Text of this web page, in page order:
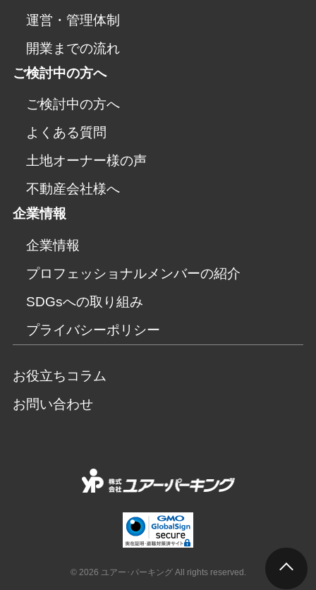
運営・管理体制
開業までの流れ
ご検討中の方へ
ご検討中の方へ
よくある質問
土地オーナー様の声
不動産会社様へ
企業情報
企業情報
プロフェッショナルメンバーの紹介
SDGsへの取り組み
プライバシーポリシー
お役立ちコラム
お問い合わせ
© 2026 ユアー･パーキング All rights reserved.